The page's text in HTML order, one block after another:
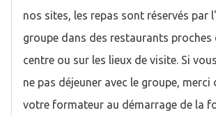
nos sites, les repas sont réservés par
groupe dans des restaurants proches
centre ou sur les lieux de visite. Si
ne pas déjeuner avec le groupe,
votre formateur au démarrage de la